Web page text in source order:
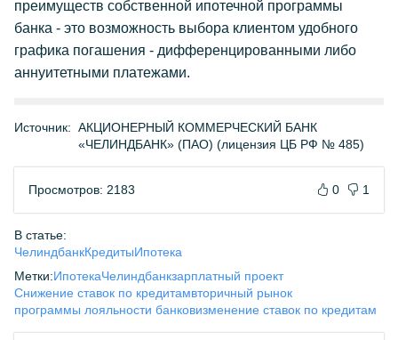
преимуществ собственной ипотечной программы
банка - это возможность выбора клиентом удобного
графика погашения - дифференцированными либо
аннуитетными платежами.
Источник: АКЦИОНЕРНЫЙ КОММЕРЧЕСКИЙ БАНК
«ЧЕЛИНДБАНК» (ПАО) (лицензия ЦБ РФ № 485)
Просмотров: 2183 0 1
В статье:
ЧелиндбанкКредитыИпотека
Метки:ИпотекаЧелиндбанкзарплатный проект
Снижение ставок по кредитамвторичный рынок
программы лояльности банковизменение ставок по кредитам